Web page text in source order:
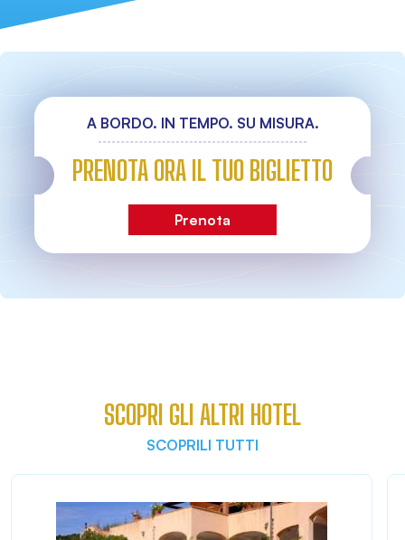
A BORDO. IN TEMPO. SU MISURA.
PRENOTA ORA IL TUO BIGLIETTO
Prenota
SCOPRI GLI ALTRI HOTEL
SCOPRILI TUTTI